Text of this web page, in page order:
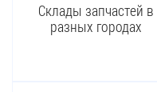
Склады запчастей в
разных городах